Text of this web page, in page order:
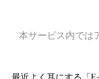
本サービス内では